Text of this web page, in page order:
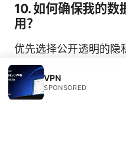
10. 如何确保我的数
用？
优先选择公开透明的隐
可验证的独立审计报告。
VPN
SPONSORED